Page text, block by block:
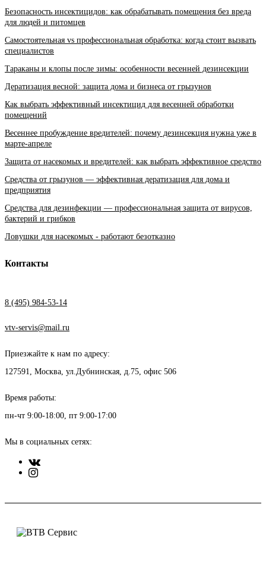
Безопасность инсектицидов: как обрабатывать помещения без вреда
для людей и питомцев
Самостоятельная vs профессиональная обработка: когда стоит вызвать
специалистов
Тараканы и клопы после зимы: особенности весенней дезинсекции
Дератизация весной: защита дома и бизнеса от грызунов
Как выбрать эффективный инсектицид для весенней обработки
помещений
Весеннее пробуждение вредителей: почему дезинсекция нужна уже в
марте-апреле
Защита от насекомых и вредителей: как выбрать эффективное средство
Средства от грызунов — эффективная дератизация для дома и
предприятия
Средства для дезинфекции — профессиональная защита от вирусов,
бактерий и грибков
Ловушки для насекомых - работают безотказно
Контакты
8 (495) 984-53-14
vtv-servis@mail.ru
Приезжайте к нам по адресу:
127591, Москва, ул.Дубнинская, д.75, офис 506
Время работы:
пн-чт 9:00-18:00, пт 9:00-17:00
Мы в социальных сетях: